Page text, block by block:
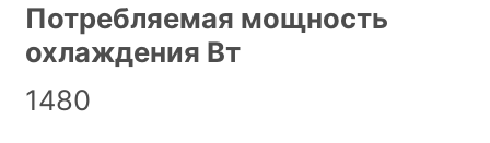
Потребляемая мощность
охлаждения Вт
1480